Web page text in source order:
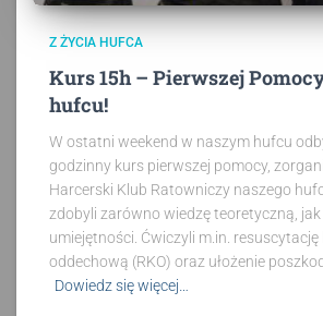
Z ŻYCIA HUFCA
Kurs 15h – Pierwszej
hufcu!
W ostatni weekend w naszym hufcu
godzinny kurs pierwszej pomocy,
Harcerski Klub Ratowniczy naszego
zdobyli zarówno wiedzę teoretyczną,
umiejętności. Ćwiczyli m.in.
oddechową (RKO) oraz ułożenie
Dowiedz się więcej…